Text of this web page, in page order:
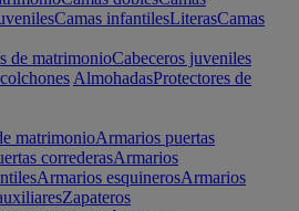
Camas infantilesLiterasCamas
de matrimonioCabeceros juveniles
AlmohadasProtectores de
matrimonioArmarios puertas
correderasArmarios
Armarios esquinerosArmarios
Zapateros